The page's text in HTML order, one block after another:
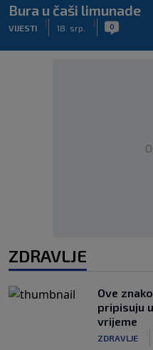
Bura u čaši limunade
VIJESTI
|
18. srp.
| 0
ZDRAVLJE
Ove
pripisuju
vrijeme
ZDRAVLJE